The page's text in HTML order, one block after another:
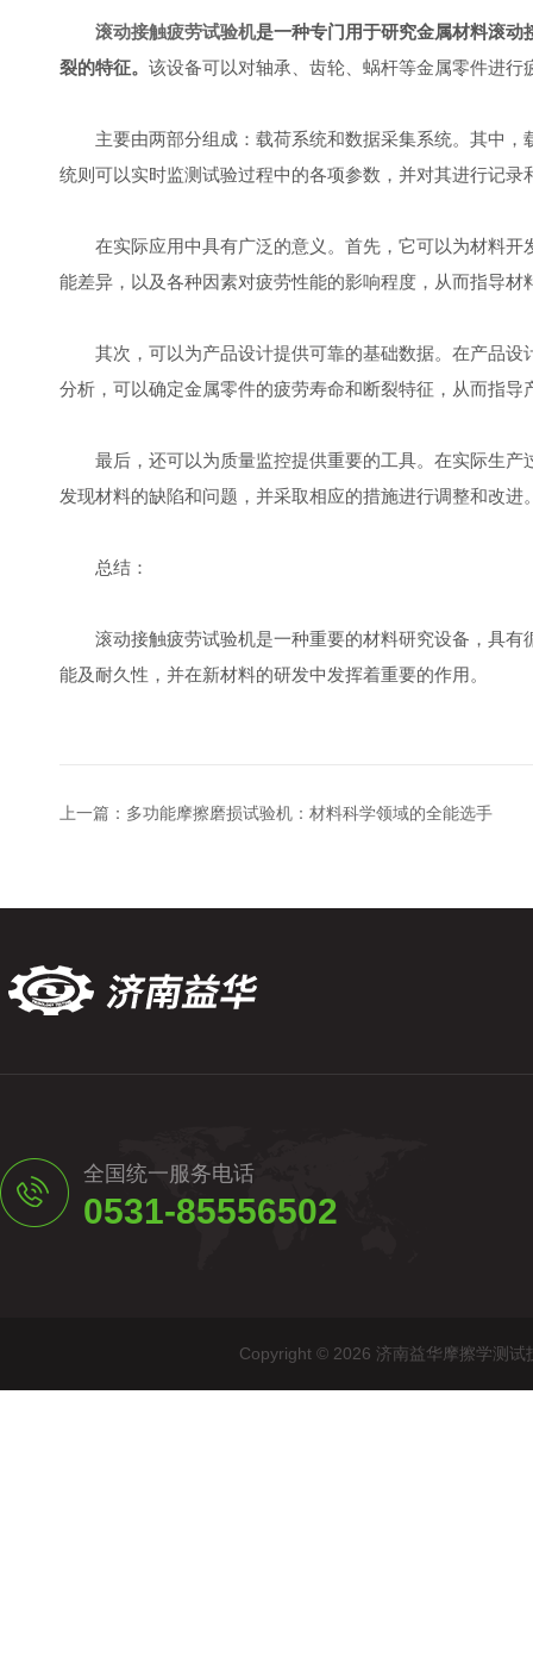
滚动接触疲劳试验机是一种专门用于研究金属材料滚
裂的特征。 该设备可以对轴承、齿轮、蜗杆等金属零件进
主要由两部分组成：载荷系统和数据采集系统。其中，
统则可以实时监测试验过程中的各项参数，并对其进行记
在实际应用中具有广泛的意义。首先，它可以为材料开
能差异，以及各种因素对疲劳性能的影响程度，从而指导材
其次，可以为产品设计提供可靠的基础数据。在产品设
分析，可以确定金属零件的疲劳寿命和断裂特征，从而指
最后，还可以为质量监控提供重要的工具。在实际生产
发现材料的缺陷和问题，并采取相应的措施进行调整和改进
总结：
滚动接触疲劳试验机是一种重要的材料研究设备，具有
能及耐久性，并在新材料的研发中发挥着重要的作用。
上一篇： 多功能摩擦磨损试验机：材料科学领域的全能选手
全国统一服务电话
0531-85556502
Copyright © 2026 济南益华摩擦学测